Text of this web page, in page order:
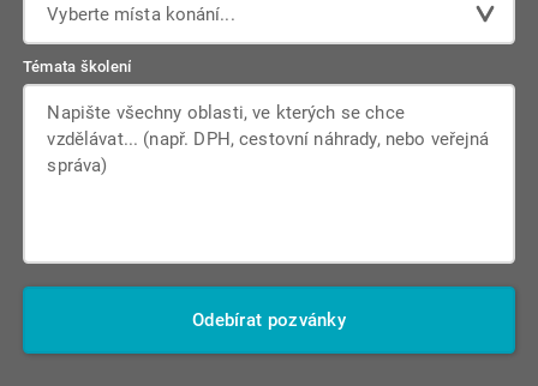
Vyberte místa konání...
Témata školení
Odebírat pozvánky